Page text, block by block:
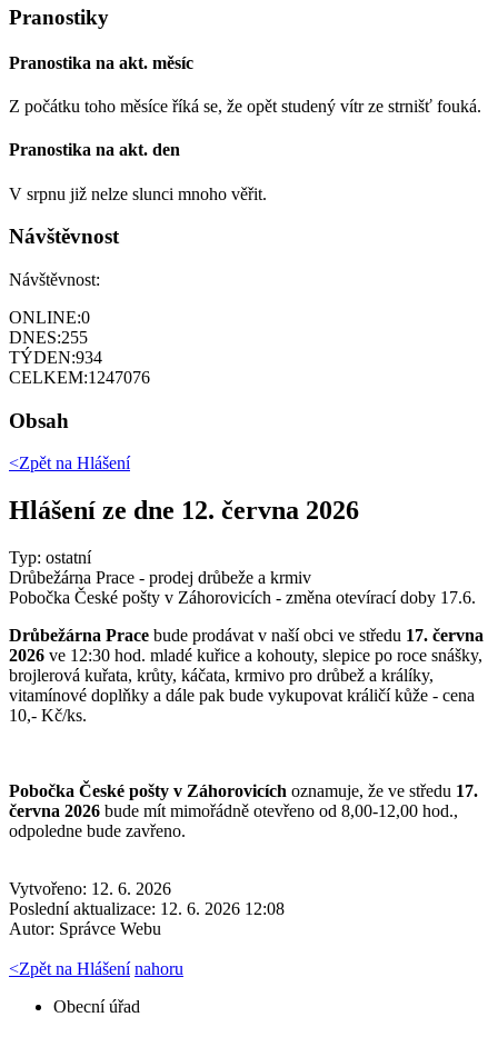
Pranostiky
Pranostika na akt. měsíc
Z počátku toho měsíce říká se, že opět studený vítr ze strnišť fouká.
Pranostika na akt. den
V srpnu již nelze slunci mnoho věřit.
Návštěvnost
Návštěvnost:
ONLINE:0
DNES:255
TÝDEN:934
CELKEM:1247076
Obsah
<Zpět na Hlášení
Hlášení ze dne 12. června 2026
Typ: ostatní
Drůbežárna Prace - prodej drůbeže a krmiv
Pobočka České pošty v Záhorovicích - změna otevírací doby 17.6.
Drůbežárna Prace bude prodávat v naší obci ve středu 17. června
2026 ve 12:30 hod. mladé kuřice a kohouty, slepice po roce snášky,
brojlerová kuřata, krůty, káčata, krmivo pro drůbež a králíky,
vitamínové doplňky a dále pak bude vykupovat králičí kůže - cena
10,- Kč/ks.
Pobočka České pošty v Záhorovicích oznamuje, že ve středu 17.
června 2026 bude mít mimořádně otevřeno od 8,00-12,00 hod.,
odpoledne bude zavřeno.
Vytvořeno: 12. 6. 2026
Poslední aktualizace: 12. 6. 2026 12:08
Autor: Správce Webu
<Zpět na Hlášení nahoru
Obecní úřad